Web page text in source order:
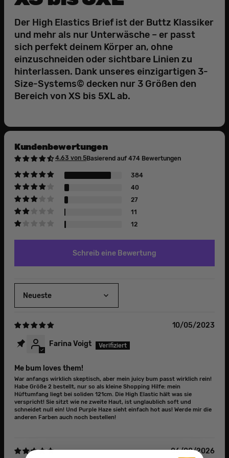
Der High Elastics Brief ist der Buttz Klassiker
und mehr als nur Unterwäsche – er passt
sich perfekt deinem Körper an, ohne
einzuschneiden oder sichtbare Linien zu
hinterlassen. Dank unseres einzigartigen 3-
Size-Systems© decken nur 3 Größen den
Bereich von XS bis 5XL ab.
Kundenbewertungen
4.63 von 5Basierend auf 474 Bewertungen
384
40
27
11
12
Schreib eine Bewertung
Sort by
10/05/2023
Farina Voigt
Me bum loves them!
War anfangs wirklich skeptisch, aber mein juicy bum passt wirklich rein!
Habe Größe 2 bestellt, nur so als kleine Shopping Hilfe: mein
Hüftumfang liegt bei soliden 121cm. Die High Elastic hält was sie
verspricht! Sie sitzt wie ne zweite Haut, ist unglaublich soft und
schneidet null ein! Und Purple Haze sieht einfach hot aus! Werde mir die
anderen Farben auch noch bestellen!
06/08/2026